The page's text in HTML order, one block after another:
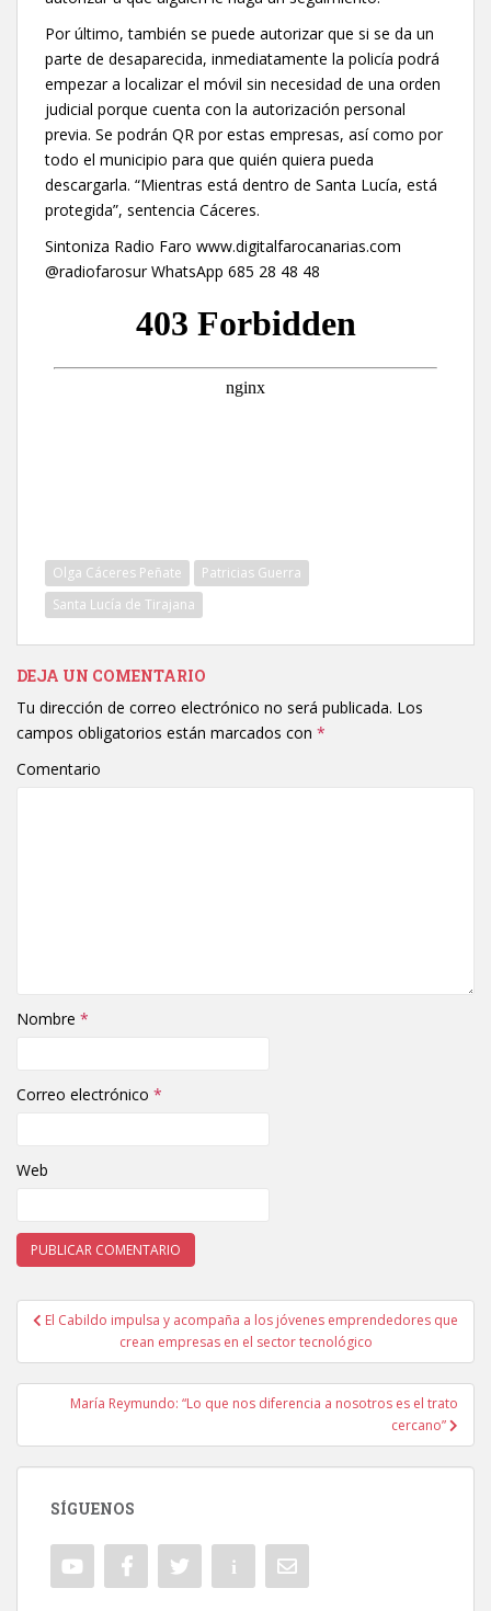
Por último, también se puede autorizar que si se da un
parte de desaparecida, inmediatamente la policía podrá
empezar a localizar el móvil sin necesidad de una orden
judicial porque cuenta con la autorización personal
previa. Se podrán QR por estas empresas, así como por
todo el municipio para que quién quiera pueda
descargarla. “Mientras está dentro de Santa Lucía, está
protegida”, sentencia Cáceres.
Sintoniza Radio Faro www.digitalfarocanarias.com
@radiofarosur WhatsApp 685 28 48 48
Olga Cáceres Peñate
Patricias Guerra
Santa Lucía de Tirajana
DEJA UN COMENTARIO
Tu dirección de correo electrónico no será publicada. Los
campos obligatorios están marcados con *
Comentario
Nombre *
Correo electrónico *
Web
Navegación de entradas
El Cabildo impulsa y acompaña a los jóvenes emprendedores que
crean empresas en el sector tecnológico
María Reymundo: “Lo que nos diferencia a nosotros es el trato
cercano”
SÍGUENOS